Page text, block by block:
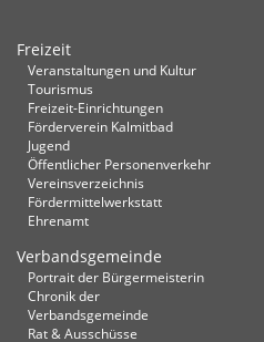
Freizeit
Veranstaltungen und Kultur
Tourismus
Freizeit-Einrichtungen
Förderverein Kalmitbad
Jugend
Öffentlicher Personenverkehr
Vereinsverzeichnis
Fördermittelwerkstatt
Ehrenamt
Verbandsgemeinde
Portrait der Bürgermeisterin
Chronik der
Verbandsgemeinde
Rat & Ausschüsse